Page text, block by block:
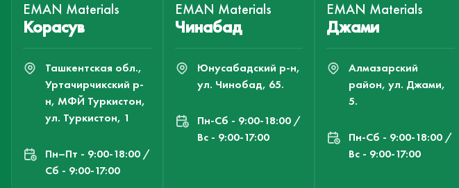
EMAN Materials
Корасув
Ташкентская обл.,
Уртачирчикский р-
н, МФЙ Туркистон,
ул. Туркистон, 1
Пн–Пт - 9:00-18:00 /
Сб - 9:00-17:00
EMAN Materials
Чинабад
Юнусабадский р-н,
ул. Чинобад, 65.
Пн-Cб - 9:00-18:00 /
Вс - 9:00-17:00
EMAN Materials
Джами
Алмазарский
район, ул. Джами,
5.
Пн-Cб - 9:00-18:00 /
Вс - 9:00-17:00